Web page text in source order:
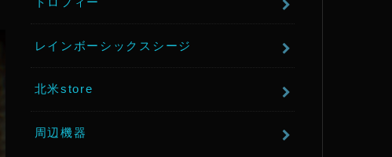
レインボーシックスシージ
北米store
周辺機器